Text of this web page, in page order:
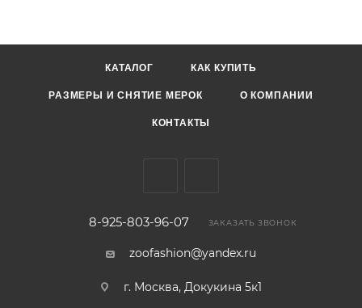
КАТАЛОГ КАК КУПИТЬ
РАЗМЕРЫ И СНЯТИЕ МЕРОК О КОМПАНИИ
КОНТАКТЫ
8-925-803-96-07 ЗАКАЗАТЬ ЗВОНОК
zoofashion@yandex.ru
г. Москва, Докукина 5к1